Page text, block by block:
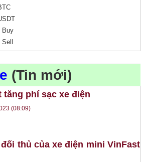
Buy
(Tin mới)
tăng phí sạc xe điện
(08:09)
thủ của xe điện mini VinFast